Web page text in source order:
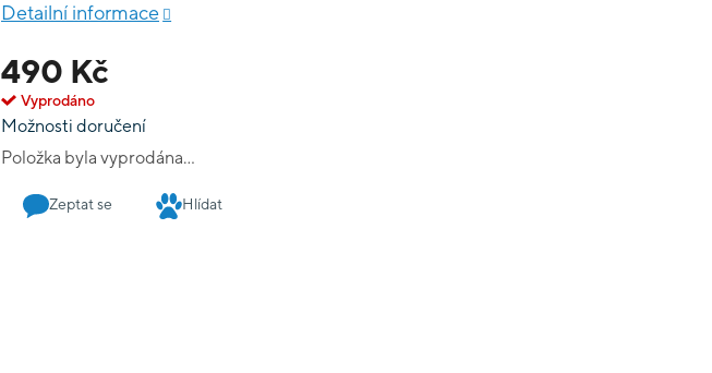
490 Kč
Vyprodáno
Možnosti doručení
Položka byla vyprodána…
Detailní informace
Zeptat se Hlídat